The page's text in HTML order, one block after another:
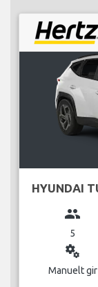
HYUNDAI
group
5
miscellaneous_services
Manuelt gir